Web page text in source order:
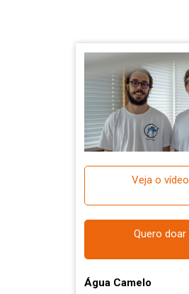
Veja o vídeo
Quero doar
Água Camelo